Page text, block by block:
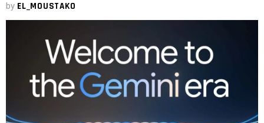
by EL_MOUSTAKO